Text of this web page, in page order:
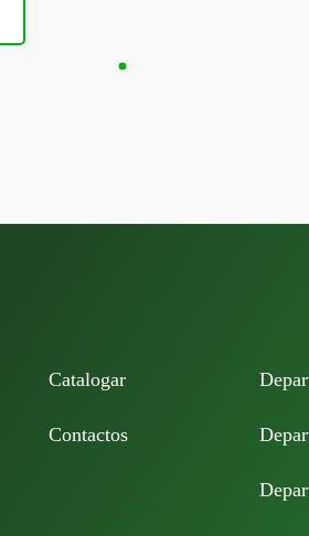
Catalogar
Contactos